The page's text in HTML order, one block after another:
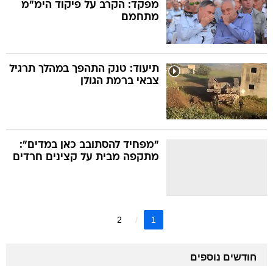
מפקד: הקרב על פיקוד הימ"מ
מתחמם
תיעוד: טנק התהפך במהלך תרגיל
צבאי ברמת הגולן
"מפחיד להסתובב כאן במדים":
מתקפה מבית על קצינים חרדים
1
2
חודשים נוספים